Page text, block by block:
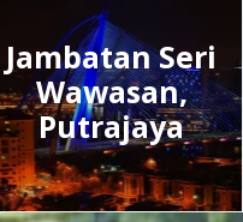
Jambatan Seri
Wawasan,
Putrajaya